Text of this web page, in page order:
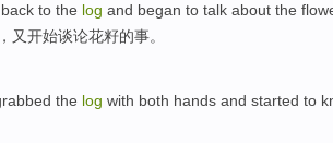
to the log and began to talk about the
又开始谈论花籽的事。
the log with both hands and started to